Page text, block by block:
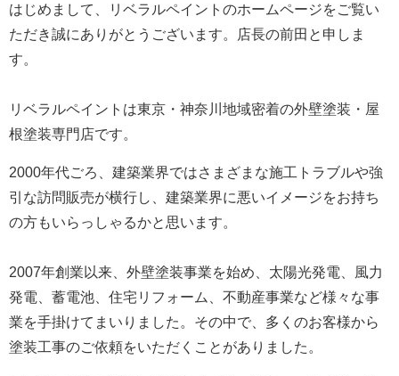
はじめまして、リベラルペイントのホームページをご覧い
ただき誠にありがとうございます。
店長の前田と申しま
す。
リベラルペイントは東京・神奈川地域密着の外壁塗装・屋
根塗装専門店です。
2000年代ごろ、建築業界ではさまざまな施工トラブルや強
引な訪問販売が横行し、建築業界に悪いイメージをお持ち
の方もいらっしゃるかと思います。
2007年創業以来、外壁塗装事業を始め、太陽光発電、風力
発電、蓄電池、住宅リフォーム、不動産事業など様々な事
業を手掛けてまいりました。 その中で、多くのお客様から
塗装工事のご依頼をいただくことがありました。